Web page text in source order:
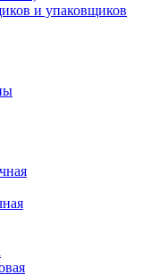
и упаковщиков